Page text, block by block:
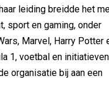
leiding breidde het
sport en gaming, onder
Marvel, Harry Potter
1, voetbal en initiatieven
organisatie bij aan een